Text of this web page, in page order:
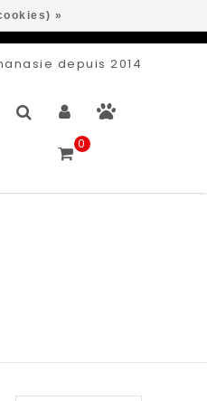
depuis 2014
0
»